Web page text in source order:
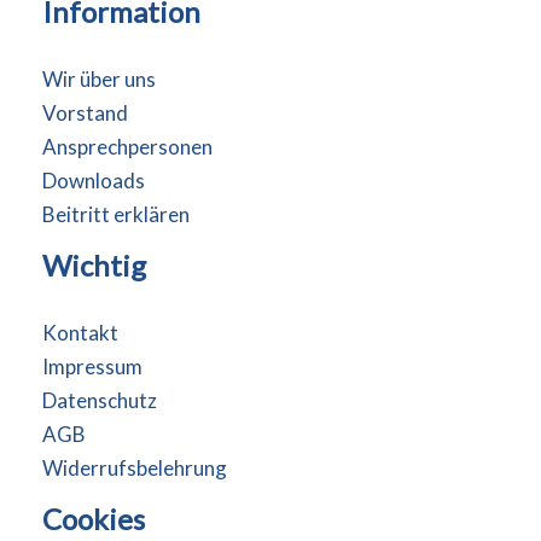
Information
Wir über uns
Vorstand
Ansprechpersonen
Downloads
Beitritt erklären
Wichtig
Kontakt
Impressum
Datenschutz
AGB
Widerrufsbelehrung
Cookies